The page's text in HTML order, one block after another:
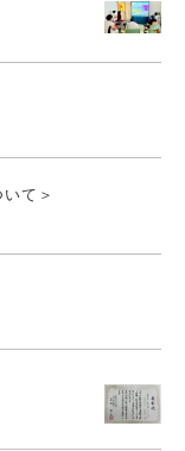
て＞